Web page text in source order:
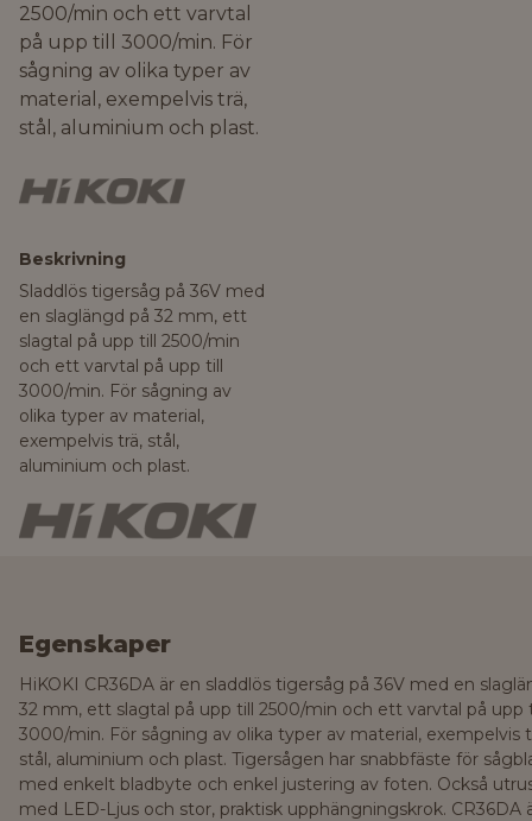
2500/min och ett varvtal
på upp till 3000/min. För
sågning av olika typer av
material, exempelvis trä,
stål, aluminium och plast.
Beskrivning
Sladdlös tigersåg på 36V med
en slaglängd på 32 mm, ett
slagtal på upp till 2500/min
och ett varvtal på upp till
3000/min. För sågning av
olika typer av material,
exempelvis trä, stål,
aluminium och plast.
Egenskaper
HiKOKI CR36DA är en sladdlös tigersåg på 36V med en
32 mm, ett slagtal på upp till 2500/min och ett varvtal på upp
3000/min. För sågning av olika typer av material, exempelvis
stål, aluminium och plast. Tigersågen har snabbfäste för
med enkelt bladbyte och enkel justering av foten. Också
med LED-Ljus och stor, praktisk upphängningskrok. CR36DA